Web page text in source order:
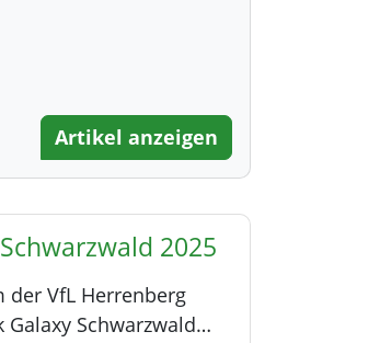
Artikel anzeigen
2025
der VfL Herrenberg
Schwarzwald…